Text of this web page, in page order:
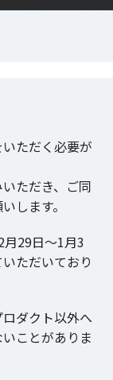
ただく必要が
ただき、ご同
します。
月29日～1月3
ただいており
ダクト以外へ
ことがありま